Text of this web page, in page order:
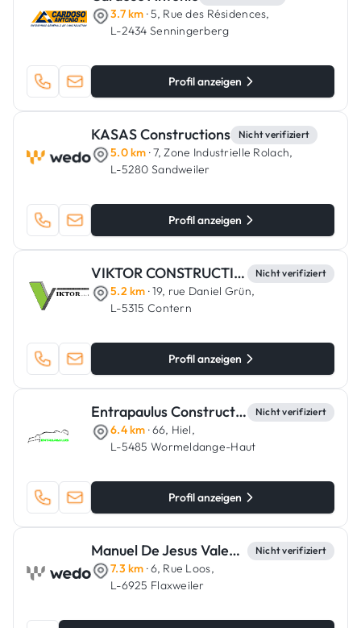
3.7 km · 5, Rue des Résidences,
L-2434 Senningerberg
Profil anzeigen
KASAS Constructions Nicht verifiziert
5.0 km · 7, Zone Industrielle Rolach,
L-5280 Sandweiler
Profil anzeigen
VIKTOR CONSTRUCTION Nicht verifiziert
5.2 km · 19, rue Daniel Grün,
L-5315 Contern
Profil anzeigen
Entrapaulus Construction Nicht verifiziert
6.4 km · 66, Hiel,
L-5485 Wormeldange-Haut
Profil anzeigen
Manuel De Jesus Valente Nicht verifiziert
7.3 km · 6, Rue Loos,
L-6925 Flaxweiler